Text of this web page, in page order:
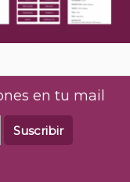
en tu mail
Suscribir